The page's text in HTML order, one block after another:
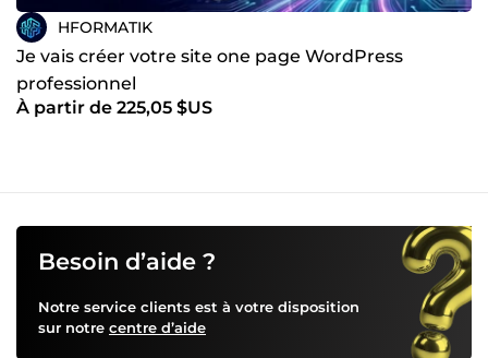
et logiciels spécifiques. Maintenance &amp; Sauvegardes :
Votre site reste à jour et sécurisé contre les attaques.
POURQUOI Nous ? Polyvalent et technique. Là où vous
devriez embaucher un webmaster + un expert email + un
sysadmin, je centralise ces compétences pour vous faire
gagner du temps et de l'argent. Un projet ? Une panne ? ➡️
HFORMATIK
Je vais créer votre site one page WordPress
professionnel
À partir de 225,05 $US
Besoin d’aide ?
Notre service clients est à votre disposition
sur notre centre d’aide